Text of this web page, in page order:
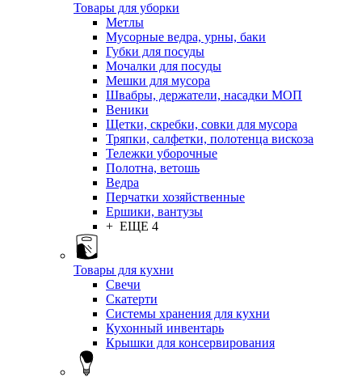
Товары для уборки
Метлы
Мусорные ведра, урны, баки
Губки для посуды
Мочалки для посуды
Мешки для мусора
Швабры, держатели, насадки МОП
Веники
Щетки, скребки, совки для мусора
Тряпки, салфетки, полотенца вискоза
Тележки уборочные
Полотна, ветошь
Ведра
Перчатки хозяйственные
Ершики, вантузы
+ ЕЩЕ 4
Товары для кухни
Свечи
Скатерти
Системы хранения для кухни
Кухонный инвентарь
Крышки для консервирования